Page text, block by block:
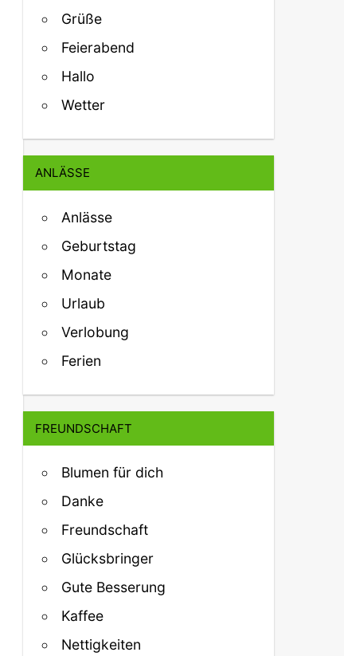
Grüße
Feierabend
Hallo
Wetter
ANLÄSSE
Anlässe
Geburtstag
Monate
Urlaub
Verlobung
Ferien
FREUNDSCHAFT
Blumen für dich
Danke
Freundschaft
Glücksbringer
Gute Besserung
Kaffee
Nettigkeiten